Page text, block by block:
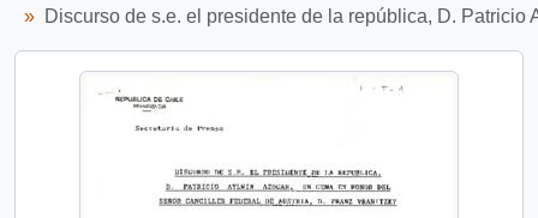
Discurso de s.e. el presidente de la república, D.